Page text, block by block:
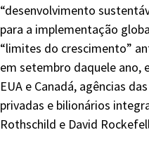
“desenvolvimento
para a implementação
“limites do crescimento”
em setembro daquele ano,
EUA e Canadá, agências
privadas e bilionários
Rothschild e David